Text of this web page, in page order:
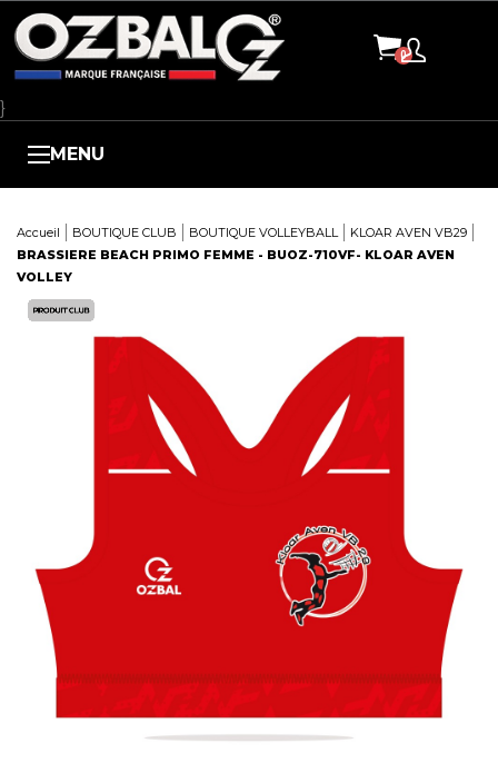
}
MENU
Accueil BOUTIQUE CLUB BOUTIQUE VOLLEYBALL
KLOAR AVEN VB29
BRASSIERE BEACH PRIMO FEMME - BUOZ-710VF- KLOAR AVEN
VOLLEY
Here
Panneau de gestion des cookies